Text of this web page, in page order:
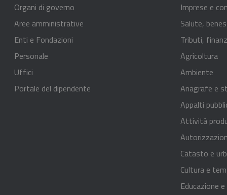
Organi di governo
Aree amministrative
Enti e Fondazioni
Personale
Uffici
Portale del dipendente
Imprese e
Salute,
Tributi,
Agricoltura
Ambiente
Anagrafe e
Appalti
Attività
Catasto e
Cultura e
Educazione